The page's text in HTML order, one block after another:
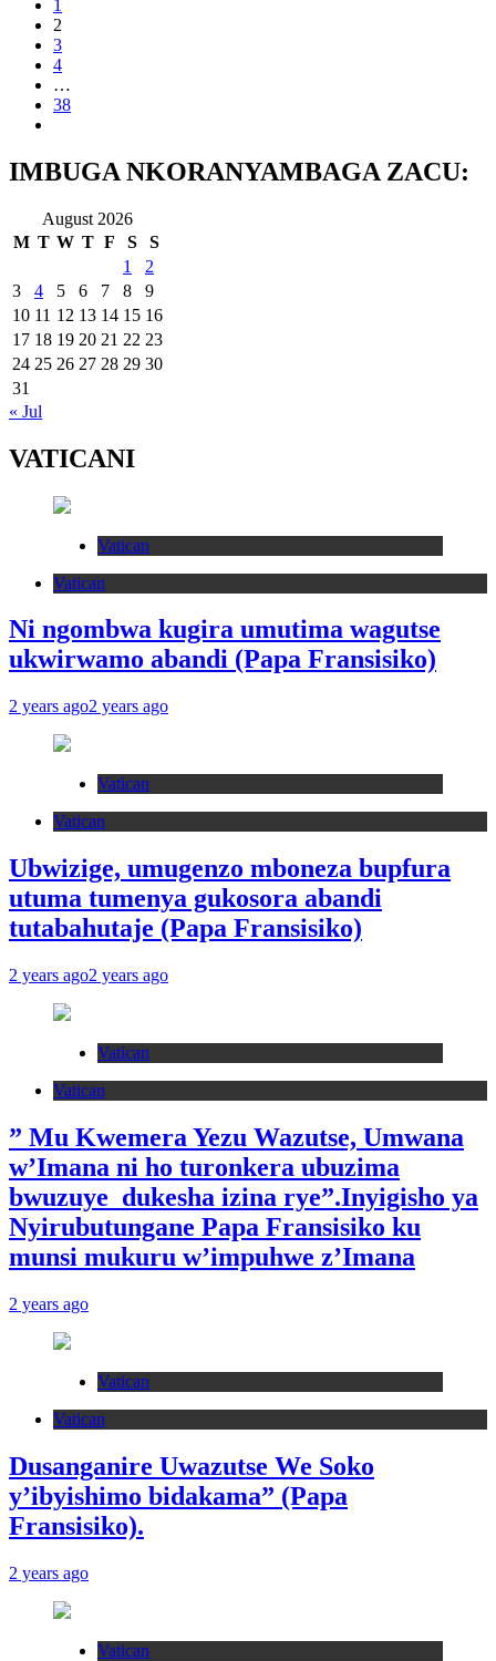
1
2
3
4
…
38
IMBUGA NKORANYAMBAGA ZACU:
August 2026
M T W T F S
S
1
2
3
4 5 6 7 8
9
10 11 12 13 14 15 16
17 18 19 20 21 22 23
24 25 26 27 28 29 30
31
« Jul
VATICANI
Vatican
Vatican
Ni ngombwa kugira umutima wagutse
ukwirwamo abandi (Papa Fransisiko)
2 years ago2 years ago
Vatican
Vatican
Ubwizige, umugenzo mboneza bupfura
utuma tumenya gukosora abandi
tutabahutaje (Papa Fransisiko)
2 years ago2 years ago
Vatican
Vatican
” Mu Kwemera Yezu Wazutse, Umwana
w’Imana ni ho turonkera ubuzima
bwuzuye dukesha izina rye”.Inyigisho ya
Nyirubutungane Papa Fransisiko ku
munsi mukuru w’impuhwe z’Imana
2 years ago
Vatican
Vatican
Dusanganire Uwazutse We Soko
y’ibyishimo bidakama” (Papa
Fransisiko).
2 years ago
Vatican